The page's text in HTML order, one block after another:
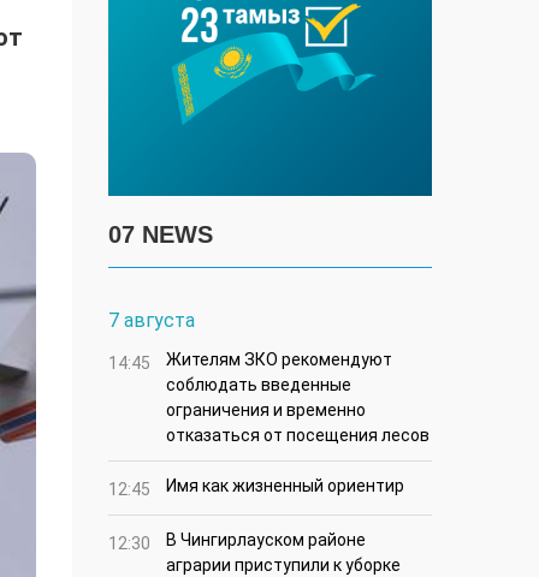
07 NEWS
7 августа
14:45
Жителям ЗКО рекомендуют
соблюдать введенные
ограничения и временно
отказаться от посещения лесов
12:45 Имя как жизненный ориентир
12:30
В Чингирлауском районе
аграрии приступили к уборке